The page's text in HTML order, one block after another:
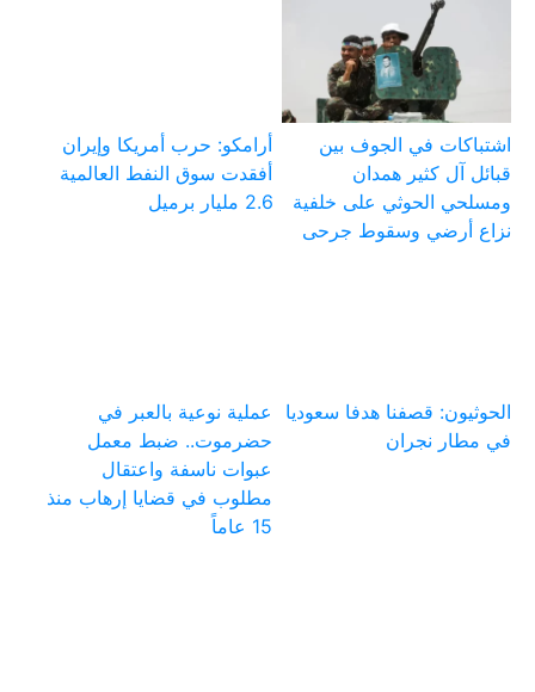
اشتباكات في الجوف بين
قبائل آل كثير همدان
ومسلحي الحوثي على خلفية
نزاع أرضي وسقوط جرحى
أرامكو: حرب أمريكا وإيران
أفقدت سوق النفط العالمية
2.6 مليار برميل
الحوثيون: قصفنا هدفا سعوديا
في مطار نجران
عملية نوعية بالعبر في
حضرموت.. ضبط معمل
عبوات ناسفة واعتقال
مطلوب في قضايا إرهاب منذ
15 عاماً